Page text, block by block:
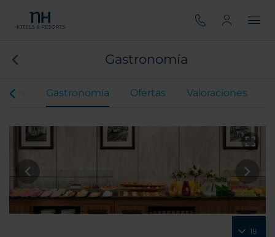
Gastronomía
Gastronomía Ofertas Valoraciones
18